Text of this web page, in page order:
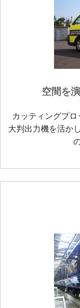
空間を
カッティングプロ
大判出力機を活か